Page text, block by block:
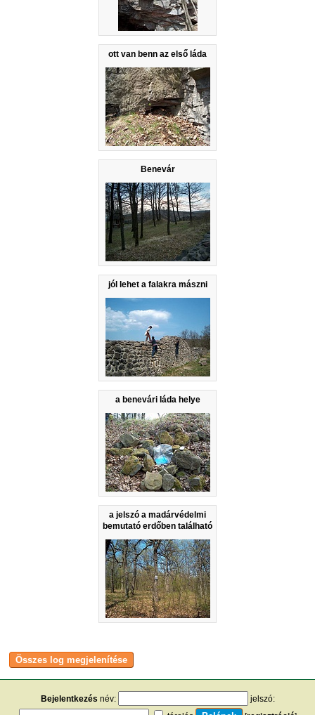
ott van benn az első láda
Benevár
jól lehet a falakra mászni
a benevári láda helye
a jelszó a madárvédelmi
bemutató erdőben található
Bejelentkezés név:
jelszó: